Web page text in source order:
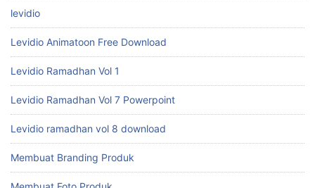
levidio
Levidio Animatoon Free Download
Levidio Ramadhan Vol 1
Levidio Ramadhan Vol 7 Powerpoint
Levidio ramadhan vol 8 download
Membuat Branding Produk